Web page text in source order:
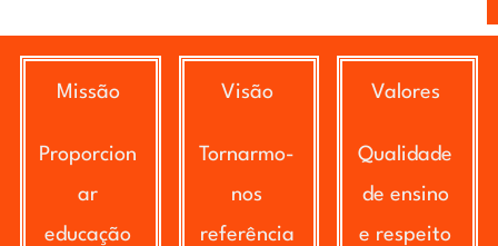
Missão
Proporcion
ar
educação
Visão
Tornarmo-
nos
referência
Valores
Qualidade
de ensino
e respeito